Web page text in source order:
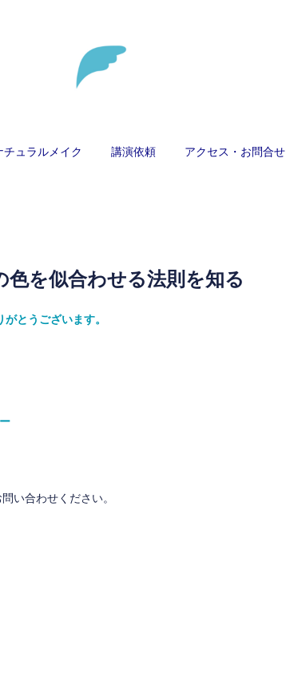
チュラルメイク 講演依頼 アクセス・お問合せ
色を似合わせる法則を知る
とうございます。
い合わせください。